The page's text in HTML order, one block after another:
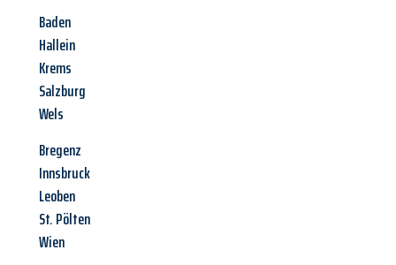
Baden
Hallein
Krems
Salzburg
Wels
Bregenz
Innsbruck
Leoben
St. Pölten
Wien